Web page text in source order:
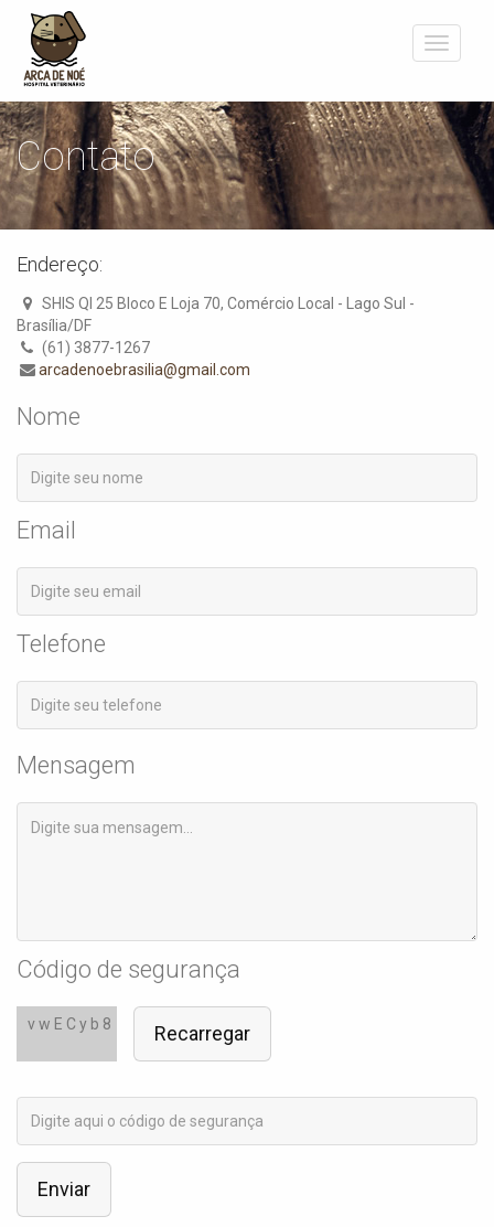
Toggle
Contato
Endereço:
SHIS QI 25 Bloco E Loja 70, Comércio Local - Lago Sul -
Brasília/DF
(61) 3877-1267
arcadenoebrasilia@gmail.com
Nome
Email
Telefone
Mensagem
Código de segurança
v w E C y b 8 Recarregar
Enviar